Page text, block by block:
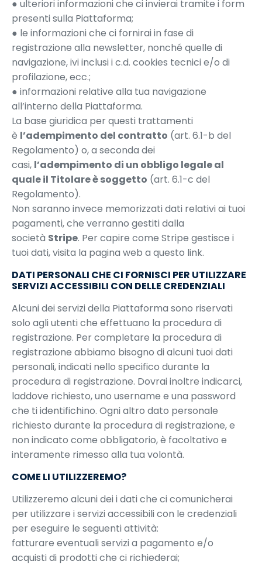
● ulteriori informazioni che ci invierai tramite i form
presenti sulla Piattaforma;
● le informazioni che ci fornirai in fase di
registrazione alla newsletter, nonché quelle di
navigazione, ivi inclusi i c.d. cookies tecnici e/o di
profilazione, ecc.;
● informazioni relative alla tua navigazione
all’interno della Piattaforma.
La base giuridica per questi trattamenti
è l’adempimento del contratto (art. 6.1-b del
Regolamento) o, a seconda dei
casi, l’adempimento di un obbligo legale al
quale il Titolare è soggetto (art. 6.1-c del
Regolamento).
Non saranno invece memorizzati dati relativi ai tuoi
pagamenti, che verranno gestiti dalla
società Stripe. Per capire come Stripe gestisce i
tuoi dati, visita la pagina web a questo link.
DATI PERSONALI CHE CI FORNISCI PER UTILIZZARE
SERVIZI ACCESSIBILI CON DELLE CREDENZIALI
Alcuni dei servizi della Piattaforma sono riservati
solo agli utenti che effettuano la procedura di
registrazione. Per completare la procedura di
registrazione abbiamo bisogno di alcuni tuoi dati
personali, indicati nello specifico durante la
procedura di registrazione. Dovrai inoltre indicarci,
laddove richiesto, uno username e una password
che ti identifichino. Ogni altro dato personale
richiesto durante la procedura di registrazione, e
non indicato come obbligatorio, è facoltativo e
interamente rimesso alla tua volontà.
COME LI UTILIZZEREMO?
Utilizzeremo alcuni dei i dati che ci comunicherai
per utilizzare i servizi accessibili con le credenziali
per eseguire le seguenti attività:
fatturare eventuali servizi a pagamento e/o
acquisti di prodotti che ci richiederai;